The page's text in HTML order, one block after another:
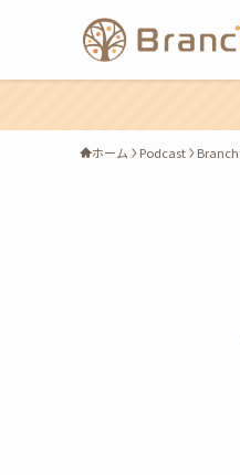
ホーム Podcast